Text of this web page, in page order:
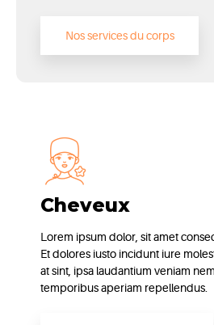
Nos services du corps
Cheveux
Lorem ipsum dolor, sit amet
Et dolores iusto incidunt iure
at sint, ipsa laudantium veniam
temporibus aperiam repellendus.